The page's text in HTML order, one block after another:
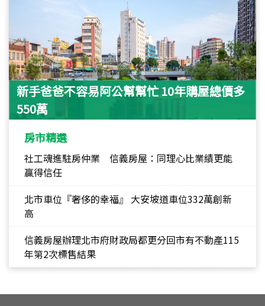
新手爸爸不容易阿公幫幫忙 10年購屋總價多
550萬
房市精選
社工魂進駐房仲業 信義房屋：同理心比業績更能
贏得信任
北市車位『奢侈的幸福』 大安坡道車位332萬創新
高
信義房屋辦理北市府財政局都更分回市有不動產115
年第2次標售結果